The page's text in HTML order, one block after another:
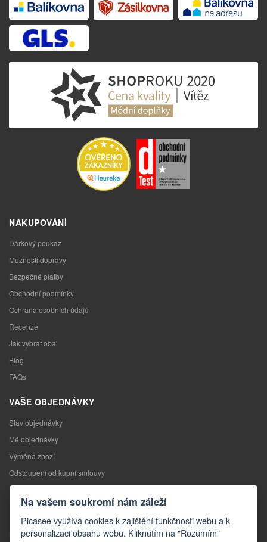
NAKUPOVÁNÍ
Dárkový poukaz
Možnosti dopravy
Bezpečné platby
Obchodní podmínky
Ochrana osobních údajů
Recenze
Jak vybrat obal
Blog
FAQs
VAŠE OBJEDNÁVKY
Stav objednávky
Mé objednávky
Výměna zboží
Odstoupení od kupní smlouvy
Reklamace
KONTAKTY
Kontakty
Na vašem soukromí nám záleží
Picasee využívá cookies k zajištění funkčnosti webu a k
personalizaci obsahu webu. Kliknutím na "Rozumím"